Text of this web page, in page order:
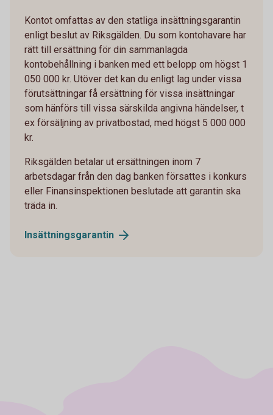
Kontot omfattas av den statliga insättningsgarantin
enligt beslut av Riksgälden. Du som kontohavare har
rätt till ersättning för din sammanlagda
kontobehållning i banken med ett belopp om högst 1
050 000 kr. Utöver det kan du enligt lag under vissa
förutsättningar få ersättning för vissa insättningar
som hänförs till vissa särskilda angivna händelser, t
ex försäljning av privatbostad, med högst 5 000 000
kr.
Riksgälden betalar ut ersättningen inom 7
arbetsdagar från den dag banken försattes i konkurs
eller Finansinspektionen beslutade att garantin ska
träda in.
Insättningsgarantin